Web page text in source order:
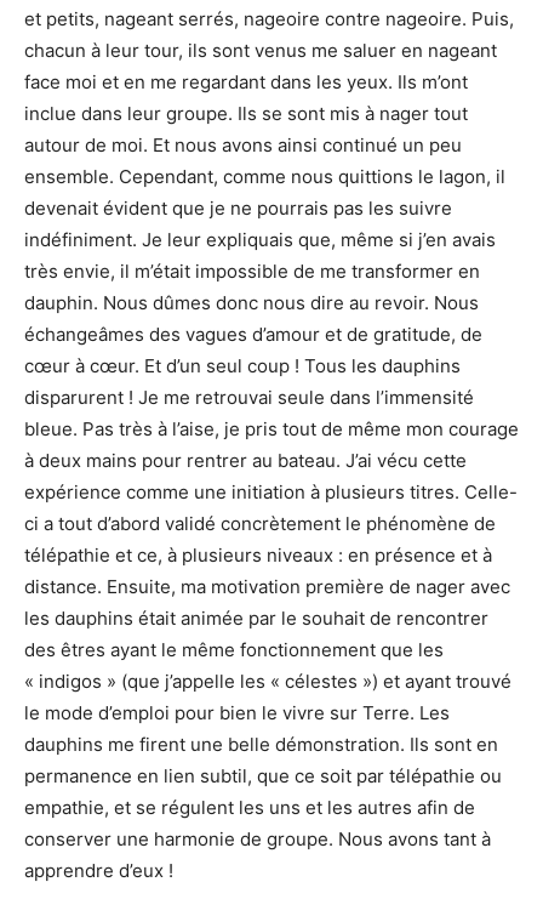
et petits, nageant serrés, nageoire contre nageoire. Puis,
chacun à leur tour, ils sont venus me saluer en nageant
face moi et en me regardant dans les yeux. Ils m’ont
inclue dans leur groupe. Ils se sont mis à nager tout
autour de moi. Et nous avons ainsi continué un peu
ensemble. Cependant, comme nous quittions le lagon, il
devenait évident que je ne pourrais pas les suivre
indéfiniment. Je leur expliquais que, même si j’en avais
très envie, il m’était impossible de me transformer en
dauphin. Nous dûmes donc nous dire au revoir. Nous
échangeâmes des vagues d’amour et de gratitude, de
cœur à cœur. Et d’un seul coup ! Tous les dauphins
disparurent ! Je me retrouvai seule dans l’immensité
bleue. Pas très à l’aise, je pris tout de même mon courage
à deux mains pour rentrer au bateau. J’ai vécu cette
expérience comme une initiation à plusieurs titres. Celle-
ci a tout d’abord validé concrètement le phénomène de
télépathie et ce, à plusieurs niveaux : en présence et à
distance. Ensuite, ma motivation première de nager avec
les dauphins était animée par le souhait de rencontrer
des êtres ayant le même fonctionnement que les
« indigos » (que j’appelle les « célestes ») et ayant trouvé
le mode d’emploi pour bien le vivre sur Terre. Les
dauphins me firent une belle démonstration. Ils sont en
permanence en lien subtil, que ce soit par télépathie ou
empathie, et se régulent les uns et les autres afin de
conserver une harmonie de groupe. Nous avons tant à
apprendre d’eux !